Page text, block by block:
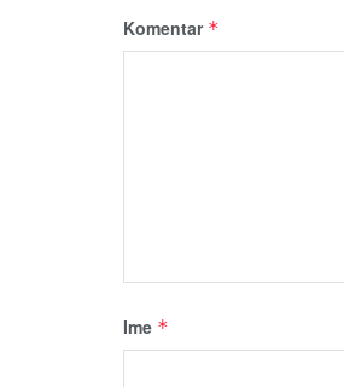
Komentar *
Ime *